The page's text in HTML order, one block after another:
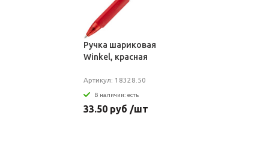
Ручка шариковая
Winkel, красная
Артикул: 18328.50
В наличии: есть
33.50 руб /шт